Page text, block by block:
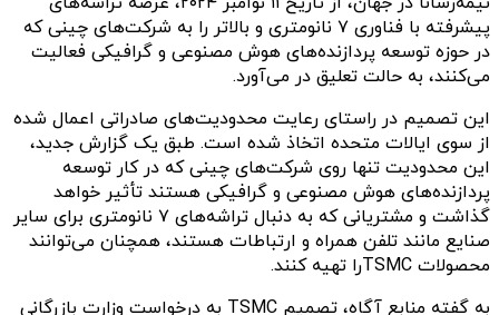
پیشرفته با فناوری ۷ نانومتری و بالاتر را به شرکت‌های چینی که
در حوزه توسعه پردازنده‌های هوش مصنوعی و گرافیکی فعالیت
می‌کنند، به حالت تعلیق در می‌آورد.
این تصمیم در راستای رعایت محدودیت‌های صادراتی اعمال شده
از سوی ایالات متحده اتخاذ شده است. طبق یک گزارش جدید،
این محدودیت تنها روی شرکت‌های چینی که در کار توسعه
پردازنده‌های هوش مصنوعی و گرافیکی هستند تأثیر خواهد
گذاشت و مشتریانی که به دنبال تراشه‌های ۷ نانومتری برای سایر
صنایع مانند تلفن همراه و ارتباطات هستند، همچنان می‌توانند
محصولات TSMCرا تهیه کنند.
به گفته منابع آگاه، تصمیم TSMC به درخواست وزارت بازرگانی